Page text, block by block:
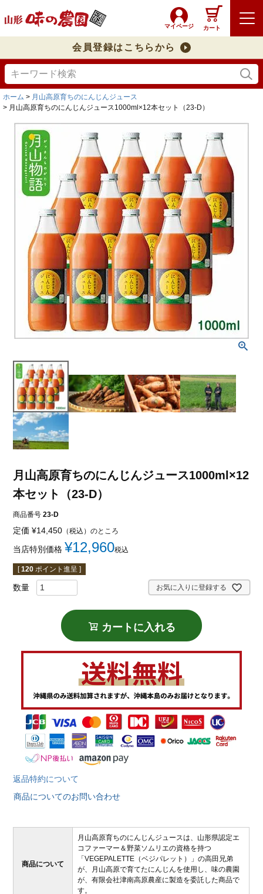
マイページ カート
会員登録はこちらから
ホーム
月山高原育ちのにんじんジュース
月山高原育ちのにんじんジュース1000ml×12本セット（23-D）
月山高原育ちのにんじんジュース1000ml×12
本セット（23-D）
商品番号 23-D
定価 ¥14,450 （税込）のところ
当店特別価格 ¥12,960税込
[ 120 ポイント進呈 ]
お気に入りに登録する
カートに入れる
返品特約について
商品についてのお問い合わせ
商品について
月山高原育ちのにんじんジュースは、山形県認定エ
コファーマー＆野菜ソムリエの資格を持つ
「VEGEPALETTE（ベジパレット）」の高田兄弟
が、月山高原で育てたにんじんを使用し、味の農園
が、有限会社津南高原農産に製造を委託した商品で
す。